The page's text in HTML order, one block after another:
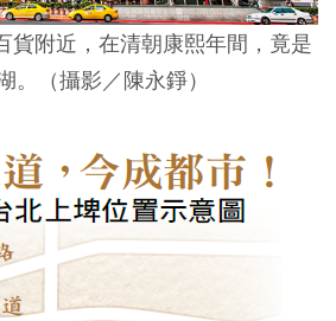
貨附近，在清朝康熙年間，竟是
。（攝影／陳永錚）